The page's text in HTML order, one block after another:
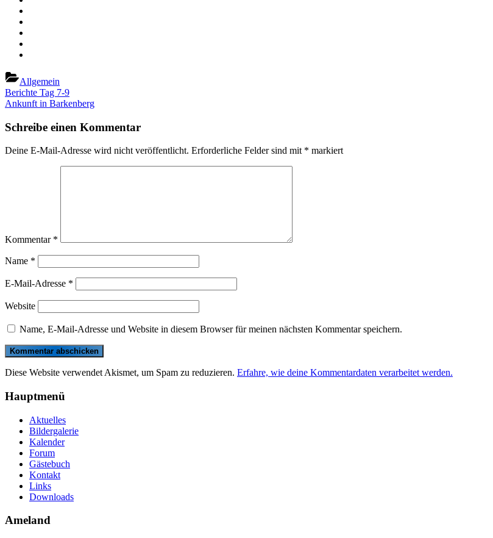
Allgemein
Beitragsnavigation
Previous
Post:
Berichte Tag 7-9
Next
Ankunft in Barkenberg
Schreibe einen Kommentar
Deine E-Mail-Adresse wird nicht veröffentlicht. Erforderliche Felder sind mit * markiert
Kommentar *
Name *
E-Mail-Adresse *
Website
Name, E-Mail-Adresse und Website in diesem Browser für meinen nächsten Kommentar speichern.
Diese Website verwendet Akismet, um Spam zu reduzieren. Erfahre, wie deine Kommentardaten verarbeitet werden.
Hauptmenü
Aktuelles
Bildergalerie
Kalender
Forum
Gästebuch
Kontakt
Links
Downloads
Ameland